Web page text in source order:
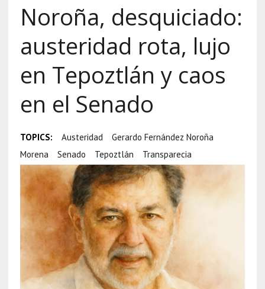
Noroña, desquiciado:
austeridad rota, lujo
en Tepoztlán y caos
en el Senado
TOPICS: Austeridad
Gerardo Fernández Noroña
Morena
Senado Tepoztlán Transparecia